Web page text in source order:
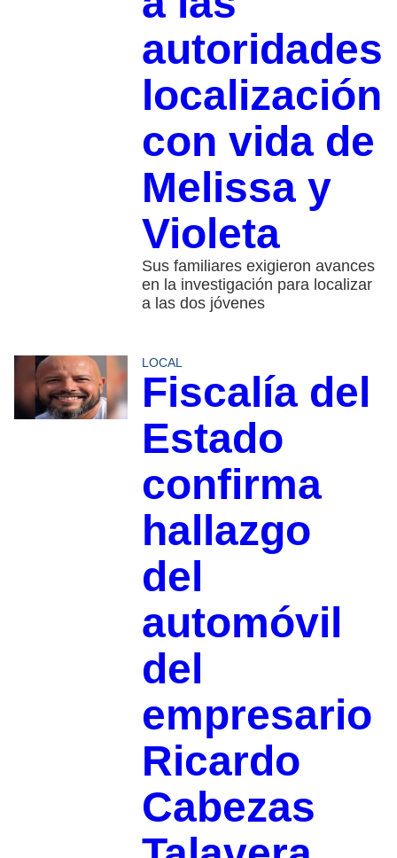
autoridades
localización
con vida de
Melissa y
Violeta
Sus familiares exigieron avances
en la investigación para localizar
a las dos jóvenes
LOCAL
Fiscalía del
Estado
confirma
hallazgo
del
automóvil
del
empresario
Ricardo
Cabezas